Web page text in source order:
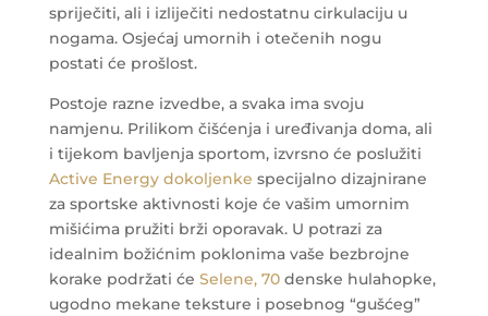
spriječiti, ali i izliječiti nedostatnu cirkulaciju u
nogama. Osjećaj umornih i otečenih nogu
postati će prošlost.
Postoje razne izvedbe, a svaka ima svoju
namjenu. Prilikom čišćenja i uređivanja doma, ali
i tijekom bavljenja sportom, izvrsno će poslužiti
Active Energy dokoljenke specijalno dizajnirane
za sportske aktivnosti koje će vašim umornim
mišićima pružiti brži oporavak. U potrazi za
idealnim božićnim poklonima vaše bezbrojne
korake podržati će Selene, 70denske hulahopke,
ugodno mekane teksture i posebnog “gušćeg”